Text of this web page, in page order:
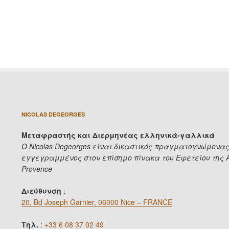
NICOLAS DEGEORGES
Μεταφραστής και Διερμηνέας ελληνικά-γαλλικά
Ο Nicolas Degeorges είναι δικαστικός
εγγεγραμμένος στον επίσημο πίνακα του Εφετείου της
Provence
Διεύθυνση :
20, Bd Joseph Garnier, 06000 Nice – FRANCE
Τηλ. : +33 6 08 37 02 49